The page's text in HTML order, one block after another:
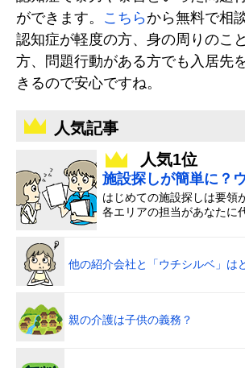
ができます。 こちらから無料で相
認知症が軽度の方、身の周りのこ
方、問題行動がある方でも入居先
きるので安心ですね。
人気記事
人気1位
施設探しが簡単に？
はじめての施設探しは要領
各エリアの担当があなたに
他の紹介会社と「ウチシルベ」は
親の介護は子供の義務？